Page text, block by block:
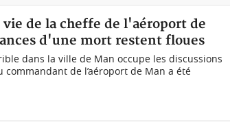
de la cheffe de l'aéroport de
d'une mort restent floues
dans la ville de Man occupe les discussions
de l’aéroport de Man a été